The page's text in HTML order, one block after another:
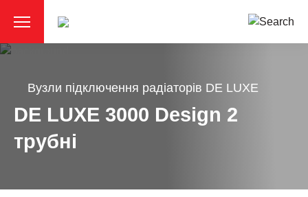
Вузли підключення радіаторів DE LUXE
DE LUXE 3000 Design 2
трубні